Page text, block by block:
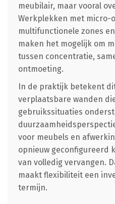
meubilair, maar vooral
Werkplekken met micro-
multifunctionele zones
maken het mogelijk om
tussen concentratie,
ontmoeting.
In de praktijk betekent
verplaatsbare wanden
gebruikssituaties
voor meubels en
opnieuw geconfigureerd
van volledig vervangen.
maakt flexibiliteit een
termijn.